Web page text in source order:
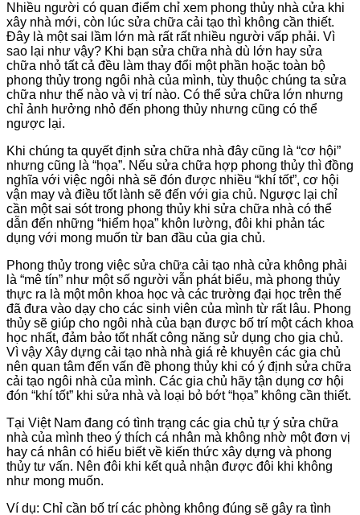
Nhiều người có quan điểm chỉ xem phong thủy nhà cửa khi
xây nhà mới, còn lúc sửa chữa cải tạo thì không cần thiết.
Đây là một sai lầm lớn mà rất rất nhiều người vấp phải. Vì
sao lại như vậy? Khi bạn sửa chữa nhà dù lớn hay sửa
chữa nhỏ tất cả đều làm thay đổi một phần hoặc toàn bộ
phong thủy trong ngôi nhà của mình, tùy thuộc chúng ta sửa
chữa như thế nào và vị trí nào. Có thể sửa chữa lớn nhưng
chỉ ảnh hưởng nhỏ đến phong thủy nhưng cũng có thể
ngược lại.
Khi chúng ta quyết định sửa chữa nhà đây cũng là “cơ hội”
nhưng cũng là “họa”. Nếu sửa chữa hợp phong thủy thì đồng
nghĩa với việc ngôi nhà sẽ đón được nhiều “khí tốt”, cơ hội
vận may và điều tốt lành sẽ đến với gia chủ. Ngược lại chỉ
cần một sai sót trong phong thủy khi sửa chữa nhà có thể
dẫn đến những “hiểm họa” khôn lường, đôi khi phản tác
dụng với mong muốn từ ban đầu của gia chủ.
Phong thủy trong việc sửa chữa cải tạo nhà cửa không phải
là “mê tín” như một số người vẫn phát biểu, mà phong thủy
thực ra là một môn khoa học và các trường đại học trên thế
đã đưa vào dạy cho các sinh viên của mình từ rất lâu. Phong
thủy sẽ giúp cho ngôi nhà của bạn được bố trí một cách khoa
học nhất, đảm bảo tốt nhất công năng sử dụng cho gia chủ.
Vì vậy Xây dựng cải tạo nhà nhà giá rẻ khuyên các gia chủ
nên quan tâm đến vấn đề phong thủy khi có ý định sửa chữa
cải tạo ngôi nhà của mình. Các gia chủ hãy tận dụng cơ hội
đón “khí tốt” khi sửa nhà và loại bỏ bớt “họa” không cần thiết.
Tại Việt Nam đang có tình trạng các gia chủ tự ý sửa chữa
nhà của mình theo ý thích cá nhân mà không nhờ một đơn vị
hay cá nhân có hiểu biết về kiến thức xây dựng và phong
thủy tư vấn. Nên đôi khi kết quả nhận được đôi khi không
như mong muốn.
Ví dụ: Chỉ cần bố trí các phòng không đúng sẽ gây ra tình